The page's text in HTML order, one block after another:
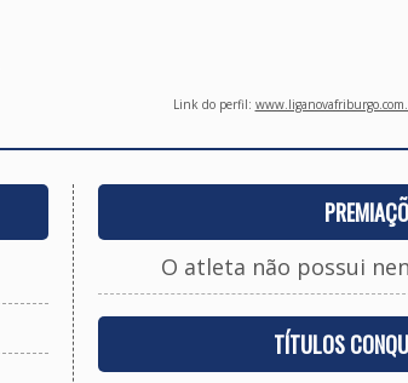
Link do perfil:
O atleta não possui
TÍTULOS